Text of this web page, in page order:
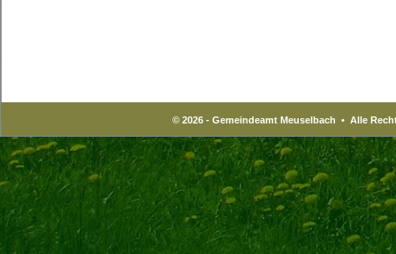
© 2026 - Gemeindeamt Meuselbach • Alle